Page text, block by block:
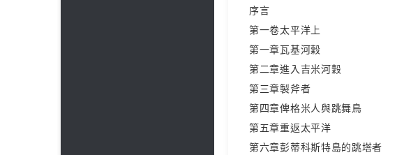
序言
第一卷太平洋上
第一章瓦基河穀
第二章進入吉米河穀
第三章製斧者
第四章俾格米人與跳舞鳥
第五章重返太平洋
第六章彭蒂科斯特島的跳塔者